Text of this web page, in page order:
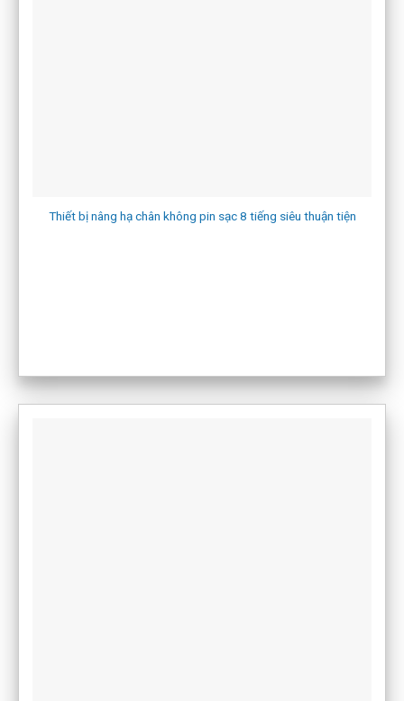
Thiết bị nâng hạ chân không pin sạc 8 tiếng siêu thuận tiện